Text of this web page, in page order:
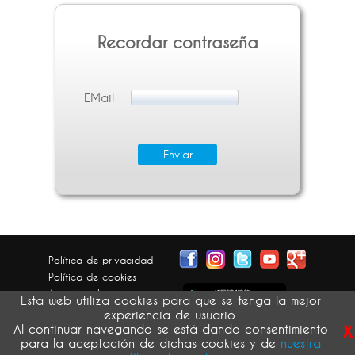
Esta web utiliza cookies para que se tenga la mejor
experiencia de usuario.
Al continuar navegando se está dando consentimiento
para la aceptación de dichas cookies y de nuestra
x
Recordar contraseña
EMail
Política de privacidad
Política de cookies
Aviso legal
Condiciones generales
Devolución pedidos
atribución de imágenes